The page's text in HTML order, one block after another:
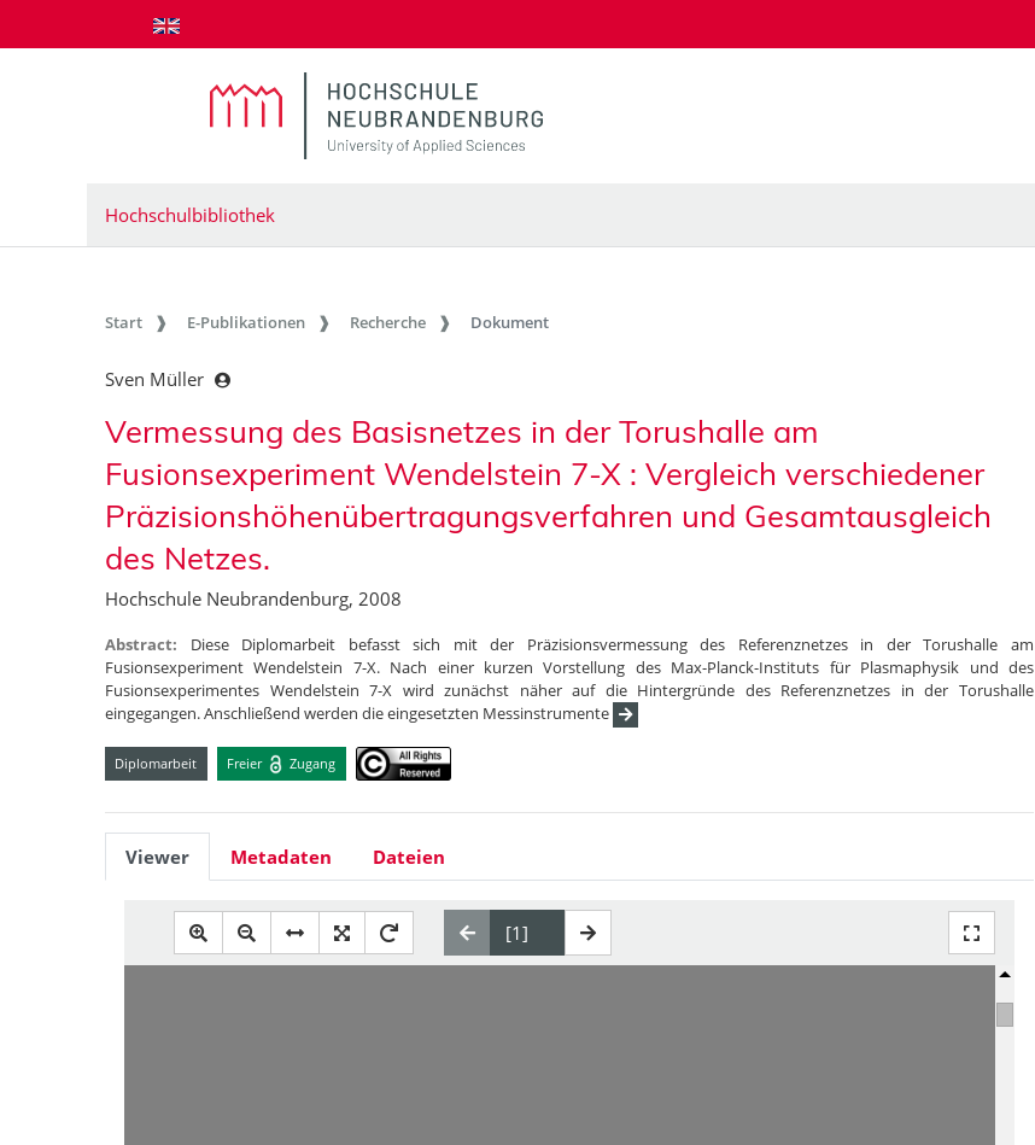
zum Inhalt springen
Hochschulbibliothek
Start E-Publikationen Recherche Dokument
Sven Müller
Vermessung des Basisnetzes in der Torushalle am
Fusionsexperiment Wendelstein 7-X : Vergleich verschiedener
Präzisionshöhenübertragungsverfahren und Gesamtausgleich
des Netzes.
Hochschule Neubrandenburg, 2008
Abstract: Diese Diplomarbeit befasst sich mit der Präzisionsvermessung des Referenznetzes in der Torushalle am
Fusionsexperiment Wendelstein 7-X. Nach einer kurzen Vorstellung des Max-Planck-Instituts für Plasmaphysik und des
Fusionsexperimentes Wendelstein 7-X wird zunächst näher auf die Hintergründe des Referenznetzes in der Torushalle
eingegangen. Anschließend werden die eingesetzten Messinstrumente
Diplomarbeit Freier Zugang
Viewer Metadaten Dateien